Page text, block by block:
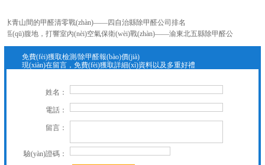
水青山間的甲醛清零戰(zhàn)——四自治縣除甲醛公司排名
免費(fèi)獲取檢測/除甲醛報(bào)價(jià)
現(xiàn)在留言，免費(fèi)獲取詳細(xì)資料以及多重好禮
姓名：
電話：
留言：
驗(yàn)證碼：